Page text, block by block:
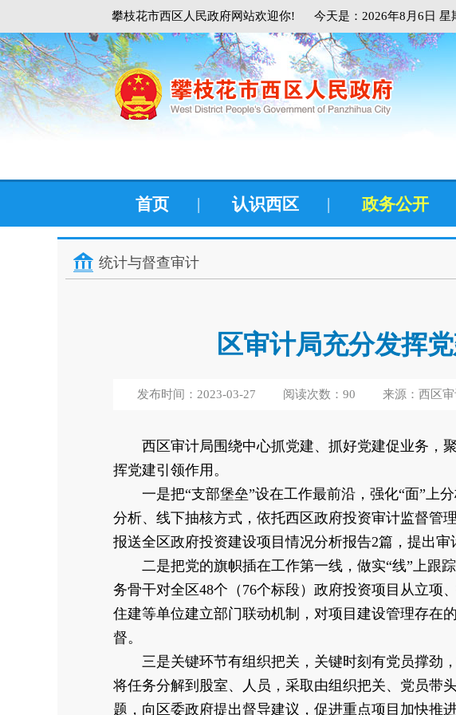
攀枝花市西区人民政府网站欢迎你! 今天是：2026年8月6日 星
首页 | 认识西区 | 政务公开
统计与督查审计
区审计局充分发挥
发布时间：2023-03-27 阅读次数： 90 来源：西区
西区审计局围绕中心抓党建、抓好党建促业务，聚
挥党建引领作用。
一是把“支部堡垒”设在工作最前沿，强化“面”上
分析、线下抽核方式，依托西区政府投资审计监督管
报送全区政府投资建设项目情况分析报告2篇，提出审
二是把党的旗帜插在工作第一线，做实“线”上跟踪
务骨干对全区48个（76个标段）政府投资项目从立项
住建等单位建立部门联动机制，对项目建设管理存在
督。
三是关键环节有组织把关，关键时刻有党员撑劲，
将任务分解到股室、人员，采取由组织把关、党员带
题，向区委政府提出督导建议，促进重点项目加快推进